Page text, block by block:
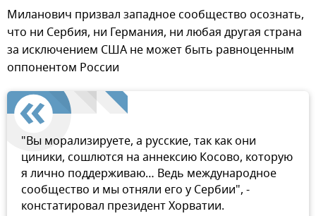
Миланович призвал западное сообщество осознать,
что ни Сербия, ни Германия, ни любая другая страна
за исключением США не может быть равноценным
оппонентом России
"Вы морализируете, а русские, так как они
циники, сошлются на аннексию Косово, которую
я лично поддерживаю… Ведь международное
сообщество и мы отняли его у Сербии", -
констатировал президент Хорватии.